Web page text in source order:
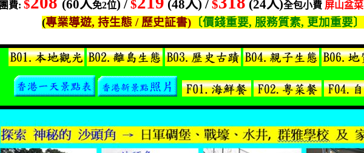
團費:$ (60人免2位) /$ (48人) /$ (24人)全包小費 屏山盆菜
(專業導遊, 持生態 / 歷史証書)〔價錢重要, 服務質素, 更加重要〕